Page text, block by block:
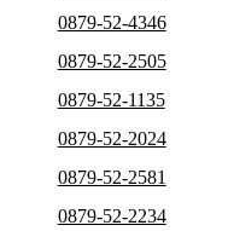
0879-52-4346
0879-52-2505
0879-52-1135
0879-52-2024
0879-52-2581
0879-52-2234